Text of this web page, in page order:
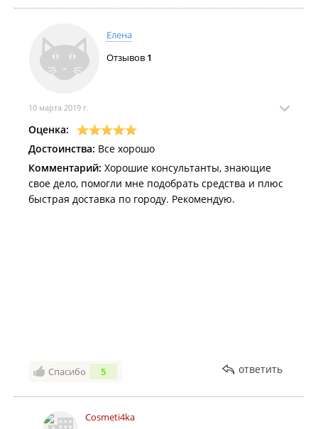
Елена
Отзывов 1
10 марта 2019 г.
Оценка:
Достоинства: Все хорошо
Комментарий: Хорошие консультанты, знающие
свое дело, помогли мне подобрать средства и плюс
быстрая доставка по городу. Рекомендую.
Спасибо 5 ответить
Cosmeti4ka